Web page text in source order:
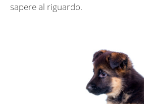
sapere al riguardo.